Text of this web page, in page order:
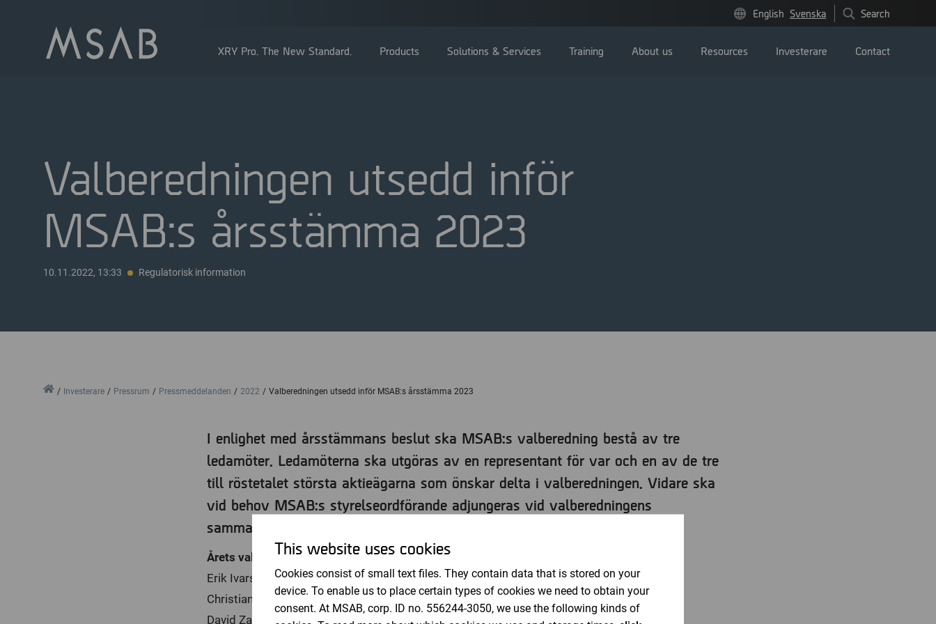
English Svenska Search
XRY Pro. The New Standard. Products Solutions & Services Training About us Resources Investerare
Större aktieägare
Insidertransaktioner
Bolagsstämma
Ledning
Contact
Valberedningen utsedd inför
MSAB:s årsstämma 2023
10.11.2022, 13:33 Regulatorisk information
HomeInvesterare Pressrum Pressmeddelanden 2022 Valberedningen utsedd inför MSAB:s årsstämma 2023
I enlighet med årsstämmans beslut ska MSAB:s valberedning bestå av tre
ledamöter. Ledamöterna ska utgöras av en representant för var och en av de tre
till röstetalet största aktieägarna som önskar delta i valberedningen. Vidare ska
vid behov MSAB:s styrelseordförande adjungeras vid valberedningens
sammanträden.
Årets valberedning består av följande ledamöter:
Erik Ivarsson (AB Grenspecialisten)
Christian Hellman (Edastra AB)
David Zaudy (Cervantes Capital AB)
This website uses cookies
Cookies consist of small text files. They contain data that is stored on your
device. To enable us to place certain types of cookies we need to obtain your
consent. At MSAB, corp. ID no. 556244-3050, we use the following kinds of